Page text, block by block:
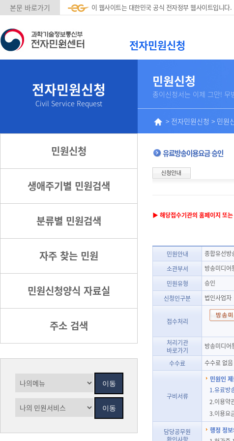
본문 바로가기 이 웹사이트는 대한민국 공식 전자정부 웹사이트입니다.
전자민원신청
전자민원신청
Civil Service Request
민원신청
생애주기별 민원검색
분류별 민원검색
자주 찾는 민원
민원신청양식 자료실
주소 검색
민원신청
종이신청서는 이제 그만! 무
> 전자민원신청 > 민원
유료방송이용요금 승인
▶ 해당접수기관의 홈페이지 또
민원안내
종합유선방
소관부서
방송미디어
민원유형
승인
신청인구분
법인사업자
접수처리
처리기관
바로가기
방송미디
수수료 수수료 없음
구비서류
민원인
1.유료방
2.이용약
3.이용요
담당공무원
확인사항
행정 정